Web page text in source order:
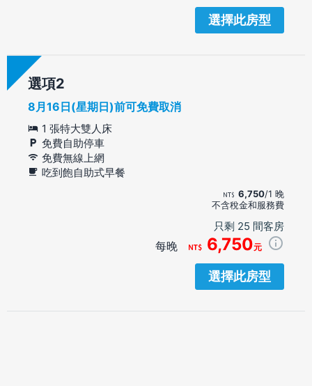
選擇此房型
選項
8月16日(星期日)前可免費取消
1 張特大雙人床
免費自助停車
免費無線上網
吃到飽自助式早餐
6,750/1 晚
不含稅金和服務費
只剩 25 間客房
每晚 6,750元
選擇此房型